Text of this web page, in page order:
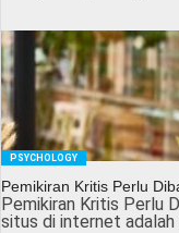
PSYCHOLOGY
Pemikiran Kritis Perlu
Pemikiran Kritis Perlu
situs di internet adalah